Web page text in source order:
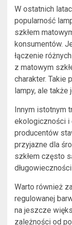
W ostatnich
popularność
szkłem
konsumentów.
łączenie
z matowym
charakter. Takie
lampy, ale także
Innym istotnym
ekologiczności i
producentów
przyjazne dla
szkłem często
Warto również
regulowanej
na jeszcze
zależności od